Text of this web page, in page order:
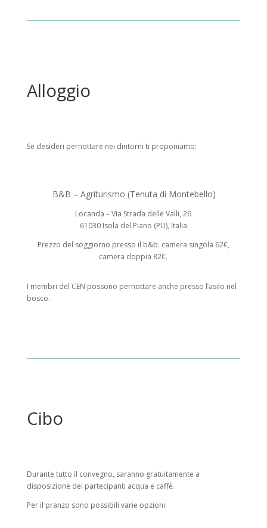
Alloggio
Se desideri pernottare nei dintorni ti proponiamo:
B&B – Agriturismo (Tenuta di Montebello)
Locanda – Via Strada delle Valli, 26
61030 Isola del Piano (PU), Italia
Prezzo del soggiorno presso il b&b: camera singola 62€,
camera doppia 82€.
I membri del CEN possono pernottare anche presso l’asilo nel
bosco.
Cibo
Durante tutto il convegno, saranno gratuitamente a
disposizione dei partecipanti acqua e caffè.
Per il pranzo sono possibili varie opzioni: